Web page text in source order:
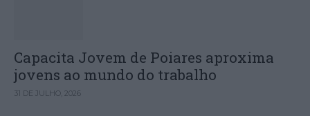
Capacita Jovem de Poiares aproxima
jovens ao mundo do trabalho
31 DE JULHO, 2026